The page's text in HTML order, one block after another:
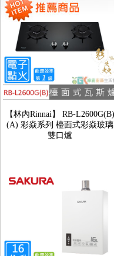
(A) 彩焱系列 檯面式彩焱玻璃
雙口爐